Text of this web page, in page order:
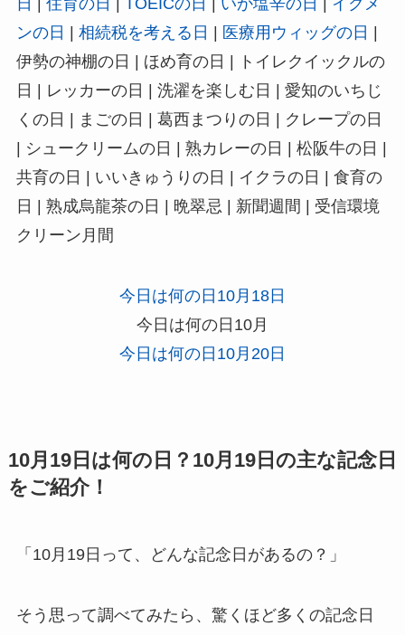
ンの日 | 相続税を考える日 | 医療用ウィッグの日 |
伊勢の神棚の日 | ほめ育の日 | トイレクイックルの
日 | レッカーの日 | 洗濯を楽しむ日 | 愛知のいちじ
くの日 | まごの日 | 葛西まつりの日 | クレープの日
| シュークリームの日 | 熟カレーの日 | 松阪牛の日 |
共育の日 | いいきゅうりの日 | イクラの日 | 食育の
日 | 熟成烏龍茶の日 | 晩翠忌 | 新聞週間 | 受信環境
クリーン月間
今日は何の日10月18日
今日は何の日10月
今日は何の日10月20日
10月19日は何の日？10月19日の主な記念日
をご紹介！
「10月19日って、どんな記念日があるの？」
そう思って調べてみたら、驚くほど多くの記念日